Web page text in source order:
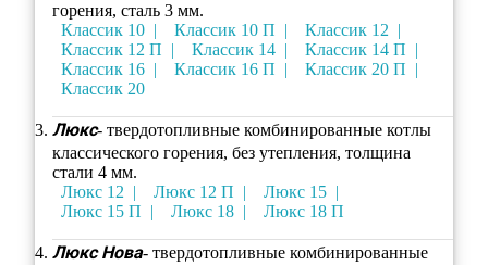
горения, сталь 3 мм.
Классик 10
Классик 10 П
Классик 12
Классик 12 П
Классик 14
Классик 14 П
Классик 16
Классик 16 П
Классик 20 П
Классик 20
Люкс- твердотопливные комбинированные котлы
классического горения, без утепления, толщина
стали 4 мм.
Люкс 12
Люкс 12 П
Люкс 15
Люкс 15 П
Люкс 18 Люкс 18 П
Люкс Нова- твердотопливные комбинированные